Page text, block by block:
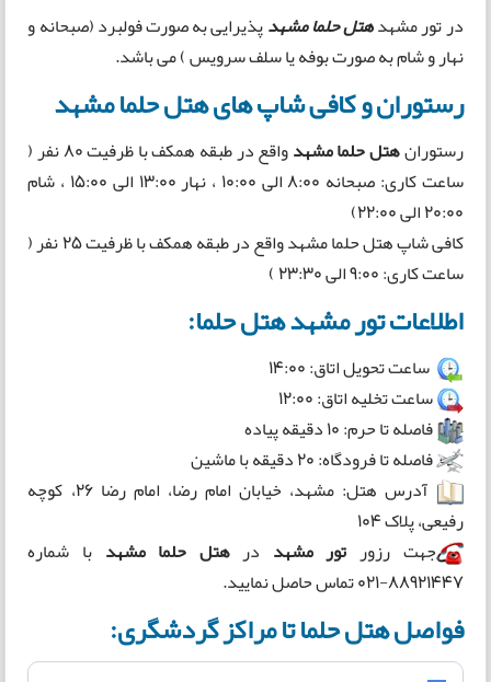
در تور مشهدهتل حلما مشهدپذیرایی به صورت فولبرد (صبحانه و
نهار و شام به صورت بوفه یا سلف سرویس ) می باشد.
رستوران و کافی شاپ های هتل حلما مشهد
رستورانهتل حلما مشهد
واقع در طبقه همکف با ظرفیت 80 نفر (
ساعت کاری: صبحانه 8:00 الی 10:00 ، نهار 13:00 الی 15:00 ، شام
20:00 الی 22:00)
کافی شاپ هتل حلما مشهد واقع در طبقه همکف با ظرفیت 25 نفر (
ساعت کاری: 9:00 الی 23:30 )
اطلاعات تور مشهد هتل حلما:
ساعت تحویل اتاق: 14:00
ساعت تخلیه اتاق: 12:00
فاصله تا حرم: 10 دقیقه پیاده
فاصله تا فرودگاه: 20 دقیقه با ماشین
آدرس هتل: مشهد، خيابان امام رضا، امام رضا ۲۶، كوچه
رفيعی، پلاک ۱۰۴
جهت رزور تور مشهد درهتل حلما مشهد با شماره
88921447-021 تماس حاصل نمایید.
فواصل هتل حلما تا مراکز گردشگری: